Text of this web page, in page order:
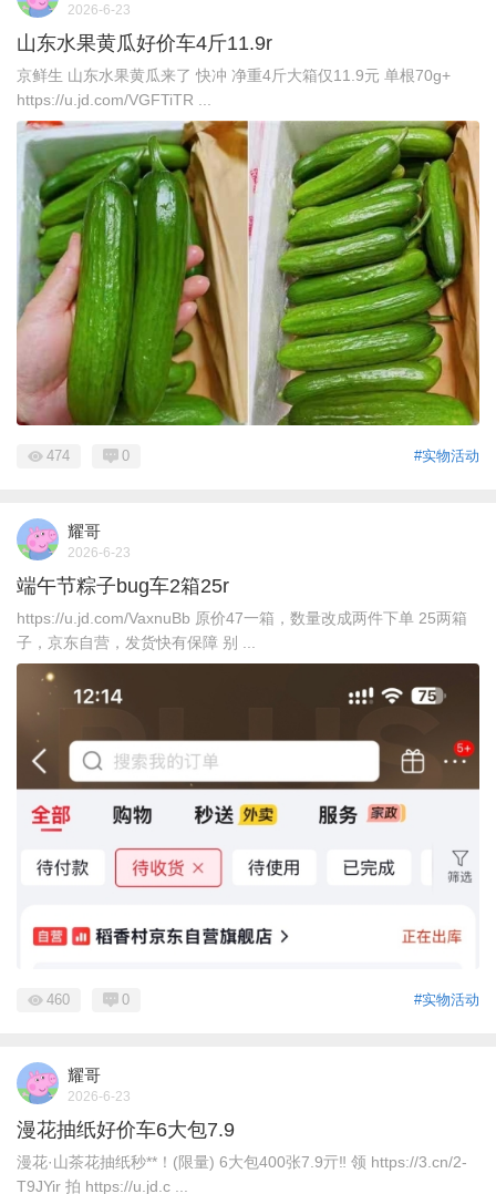
2026-6-23
山东水果黄瓜好价车4斤11.9r
京鲜生 山东水果黄瓜来了 快冲 净重4斤大箱仅11.9元 单根70g+
https://u.jd.com/VGFTiTR ...
#实物活动
474 0
耀哥
2026-6-23
端午节粽子bug车2箱25r
https://u.jd.com/VaxnuBb 原价47一箱，数量改成两件下单 25两箱
子，京东自营，发货快有保障 别 ...
#实物活动
460 0
耀哥
2026-6-23
漫花抽纸好价车6大包7.9
漫花·山茶花抽纸秒**！(限量) 6大包400张7.9亓‼ 领 https://3.cn/2-
T9JYir 拍 https://u.jd.c ...